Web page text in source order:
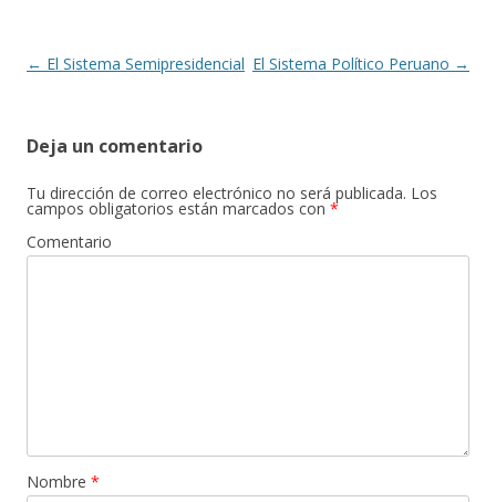
k r
Navegación
← El Sistema Semipresidencial El Sistema Político Peruano →
Deja un comentario
Tu dirección de correo electrónico no será publicada. Los
campos obligatorios están marcados con *
Comentario
Nombre *